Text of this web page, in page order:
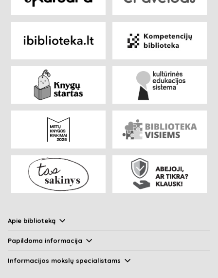
Apie biblioteką
Papildoma informacija
Informacijos mokslų specialistams